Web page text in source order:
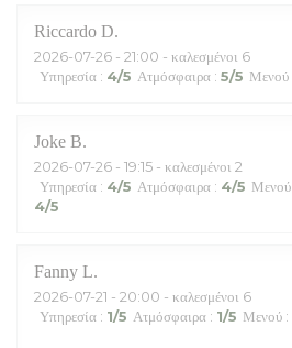
Riccardo D
2026-07-26 - 21:00 - καλεσμένοι 6
Υπηρεσία : 4/5 Ατμόσφαιρα : 5/5 Μενού
Joke B
2026-07-26 - 19:15 - καλεσμένοι 2
Υπηρεσία : 4/5 Ατμόσφαιρα : 4/5 Μενού
4/5
Fanny L
2026-07-21 - 20:00 - καλεσμένοι 6
Υπηρεσία : 1/5 Ατμόσφαιρα : 1/5 Μενού :